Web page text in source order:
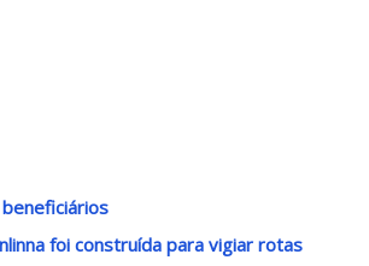
foi construída para vigiar rotas